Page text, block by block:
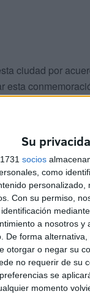
Su
socios
como
Con su permiso,
a nosotros
De forma
otorgar o negar su
no requerir de su
se
momento
ciudad por
vez, la
gobernador a
tan
exponen.
Luis Gómez
caballeros
en la
que nacía en